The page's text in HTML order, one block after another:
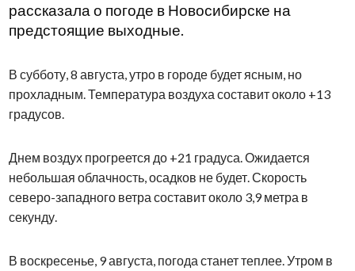
рассказала о погоде в Новосибирске на
предстоящие выходные.
В субботу, 8 августа, утро в городе будет ясным, но
прохладным. Температура воздуха составит около +13
градусов.
Днем воздух прогреется до +21 градуса. Ожидается
небольшая облачность, осадков не будет. Скорость
северо-западного ветра составит около 3,9 метра в
секунду.
В воскресенье, 9 августа, погода станет теплее. Утром в